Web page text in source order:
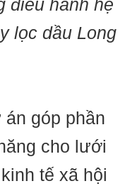
điêu hành hệ
lọc dầu Long
góp phần
cho lưới
tế xã hội